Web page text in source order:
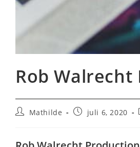
Rob
BerichtMathilde
Berichtjuli 6, 2020